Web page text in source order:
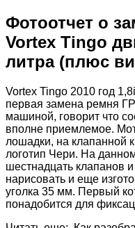
Фотоотчет о
Vortex Tingo
литра (плюс
Vortex Tingo 2010 год
первая замена ремня
машиной, говорит что
вполне приемлемое.
лошадки, на клапанной
логотип Чери. На
шестнадцать клапанов
нарисовать и еще
уголка 35 мм. Первый
понадобится для